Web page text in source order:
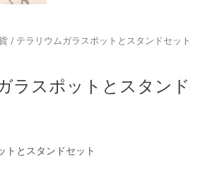
/ テラリウムガラスポットとスタンドセット
ラスポットとスタンド
トとスタンドセット